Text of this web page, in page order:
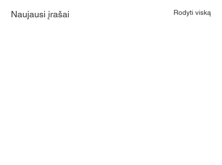
Naujausi įrašai Rodyti viską